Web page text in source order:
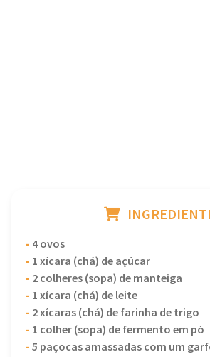
- 4 ovos
- 1 xícara (chá) de açúcar
- 2 colheres (sopa) de manteiga
- 1 xícara (chá) de leite
- 2 xícaras (chá) de farinha de trigo
- 1 colher (sopa) de fermento em pó
-5 paçocas amassadas com um